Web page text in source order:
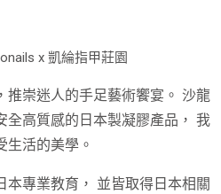
x 凱綸指甲莊園
推崇迷人的手足藝術饗宴。 沙龍
全高質感的日本製凝膠產品， 我
生活的美學。
本專業教育， 並皆取得日本相關